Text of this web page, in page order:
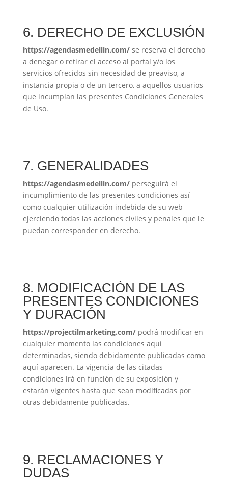
6. DERECHO DE EXCLUSIÓN
https://agendasmedellin.com/se reserva el derecho
a denegar o retirar el acceso al portal y/o los
servicios ofrecidos sin necesidad de preaviso, a
instancia propia o de un tercero, a aquellos usuarios
que incumplan las presentes Condiciones Generales
de Uso.
7. GENERALIDADES
https://agendasmedellin.com/perseguirá el
incumplimiento de las presentes condiciones así
como cualquier utilización indebida de su web
ejerciendo todas las acciones civiles y penales que le
puedan corresponder en derecho.
8. MODIFICACIÓN DE LAS
PRESENTES CONDICIONES
Y DURACIÓN
https://projectilmarketing.com/podrá modificar en
cualquier momento las condiciones aquí
determinadas, siendo debidamente publicadas como
aquí aparecen. La vigencia de las citadas
condiciones irá en función de su exposición y
estarán vigentes hasta que sean modificadas por
otras debidamente publicadas.
9. RECLAMACIONES Y
DUDAS